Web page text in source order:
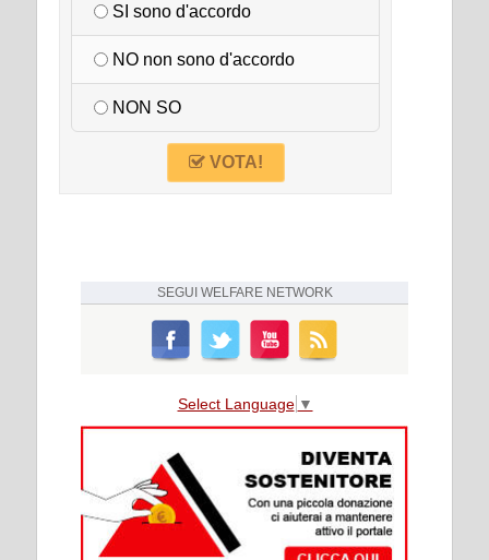
SI sono d'accordo
NO non sono d'accordo
NON SO
VOTA!
SEGUI WELFARE NETWORK
Select Language ▼